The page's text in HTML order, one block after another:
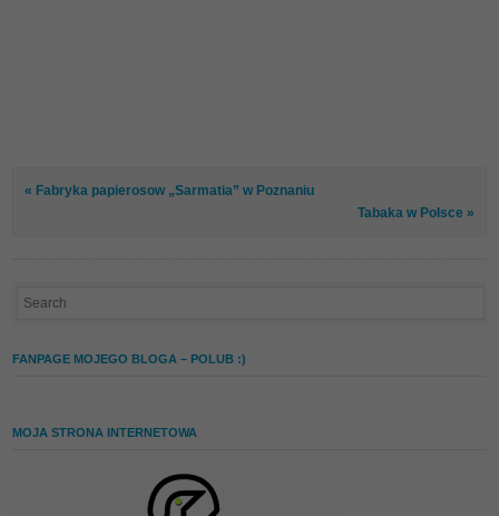
« Fabryka papierosow „Sarmatia” w Poznaniu
Tabaka w Polsce »
FANPAGE MOJEGO BLOGA – POLUB :)
MOJA STRONA INTERNETOWA